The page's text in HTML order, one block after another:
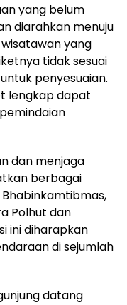
yang belum
diarahkan menuju
yang
tidak sesuai
penyesuaian.
lengkap dapat
dan menjaga
berbagai
Bhabinkamtibmas,
Polhut dan
ini diharapkan
di sejumlah
datang